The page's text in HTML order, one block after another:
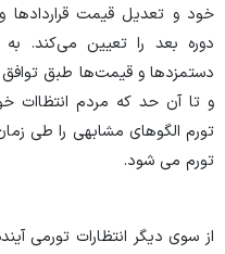
خود و تعدیل قیمت قرارداد‌ها
دوره بعد را تعیین می‌کند.
دستمزد‌ها و قیمت‌ها طبق توافق
و تا آن حد که مردم انتظاات
تورم الگو‌های مشابهی را طی
تورم می شود.
از سوی دیگر انتظارات تورمی